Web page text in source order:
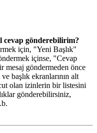
cevap gönderebilirim?
için, "Yeni Başlık"
içinse, "Cevap
mesaj göndermeden önce
başlık ekranlarının alt
olan izinlerin bir listesini
gönderebilirsiniz,